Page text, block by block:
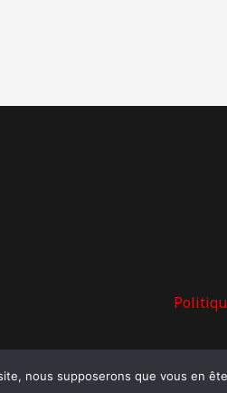
nous supposerons que vous en